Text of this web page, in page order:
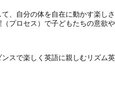
、自分の体を自在に動かす楽しさ
プロセス）で子どもたちの意欲や
スで楽しく英語に親しむリズム英